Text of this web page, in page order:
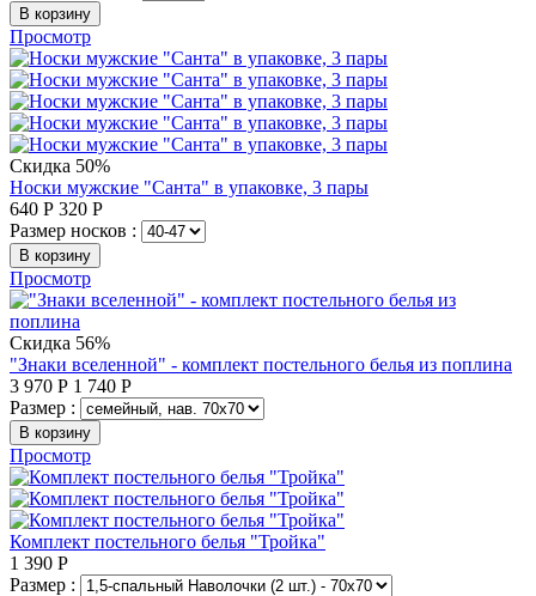
В корзину
Просмотр
Скидка 50%
Носки мужские "Санта" в упаковке, 3 пары
640 Р 320 Р
Размер носков :
В корзину
Просмотр
Скидка 56%
"Знаки вселенной" - комплект постельного белья из поплина
3 970 Р 1 740 Р
Размер :
В корзину
Просмотр
Комплект постельного белья "Тройка"
1 390 Р
Размер :